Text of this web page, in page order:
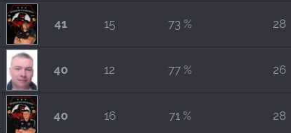
41 15 73 % 28
40 12 77 % 26
40 16 71 % 28